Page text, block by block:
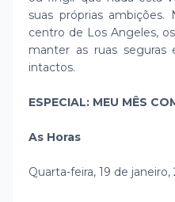
suas próprias
centro de Los Angeles,
manter as ruas seguras
intactos.
ESPECIAL: MEU MÊS
As Horas
Quarta-feira, 19 de janeiro,